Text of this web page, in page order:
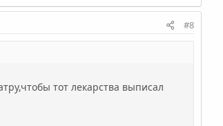
#8
тот лекарства выписал